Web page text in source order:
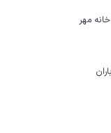
مهر